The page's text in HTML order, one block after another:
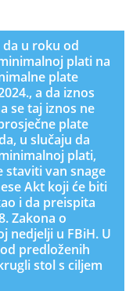
u roku od
plati na
plate
a da iznos
se taj iznos ne
plate
u slučaju da
plati,
staviti van snage
Akt koji će biti
i da preispita
Zakona o
nedjelji u FBiH. U
predloženih
stol s ciljem